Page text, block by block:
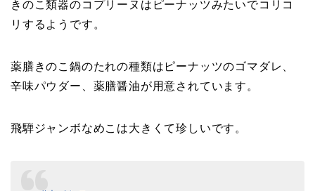
きのこ類器のコプリーヌはピーナッツみたいでコリコ
リするようです。
薬膳きのこ鍋のたれの種類はピーナッツのゴマダレ、
辛味パウダー、薬膳醤油が用意されています。
飛騨ジャンボなめこは大きくて珍しいです。